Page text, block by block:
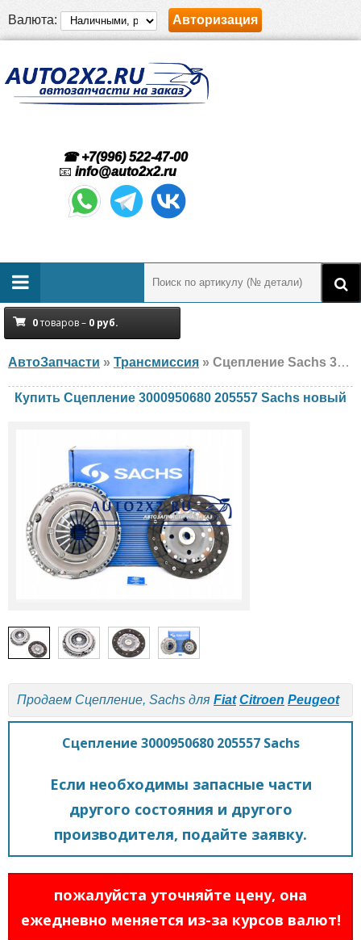
Валюта: Авторизация
☎ +7(996) 522-47-00
📧 info@auto2x2.ru
0товаров – 0 руб.
АвтоЗапчасти » Трансмиссия » Сцепление Sachs 3000950680 205557 Fiat, Citroen, Peugeot, новый
Купить Сцепление 3000950680 205557 Sachs новый
Продаем Сцепление, Sachs для Fiat Citroen Peugeot
Сцепление 3000950680 205557 Sachs
Если необходимы запасные части
другого состояния и другого
производителя, подайте заявку.
пожалуйста уточняйте цену, она
ежедневно меняется из-за курсов валют!